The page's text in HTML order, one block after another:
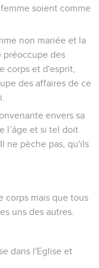
soient comme
non mariée et la
préoccupe des
corps et d'esprit,
des affaires de ce
envers sa
l’âge et si tel doit
ne pèche pas, qu'ils
corps mais que tous
uns des autres.
dans l'Eglise et